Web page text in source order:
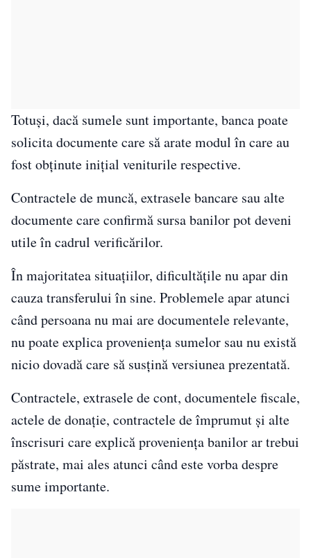
Totuși, dacă sumele sunt importante, banca poate
solicita documente care să arate modul în care au
fost obținute inițial veniturile respective.
Contractele de muncă, extrasele bancare sau alte
documente care confirmă sursa banilor pot deveni
utile în cadrul verificărilor.
În majoritatea situațiilor, dificultățile nu apar din
cauza transferului în sine. Problemele apar atunci
când persoana nu mai are documentele relevante,
nu poate explica proveniența sumelor sau nu există
nicio dovadă care să susțină versiunea prezentată.
Contractele, extrasele de cont, documentele fiscale,
actele de donație, contractele de împrumut și alte
înscrisuri care explică proveniența banilor ar trebui
păstrate, mai ales atunci când este vorba despre
sume importante.